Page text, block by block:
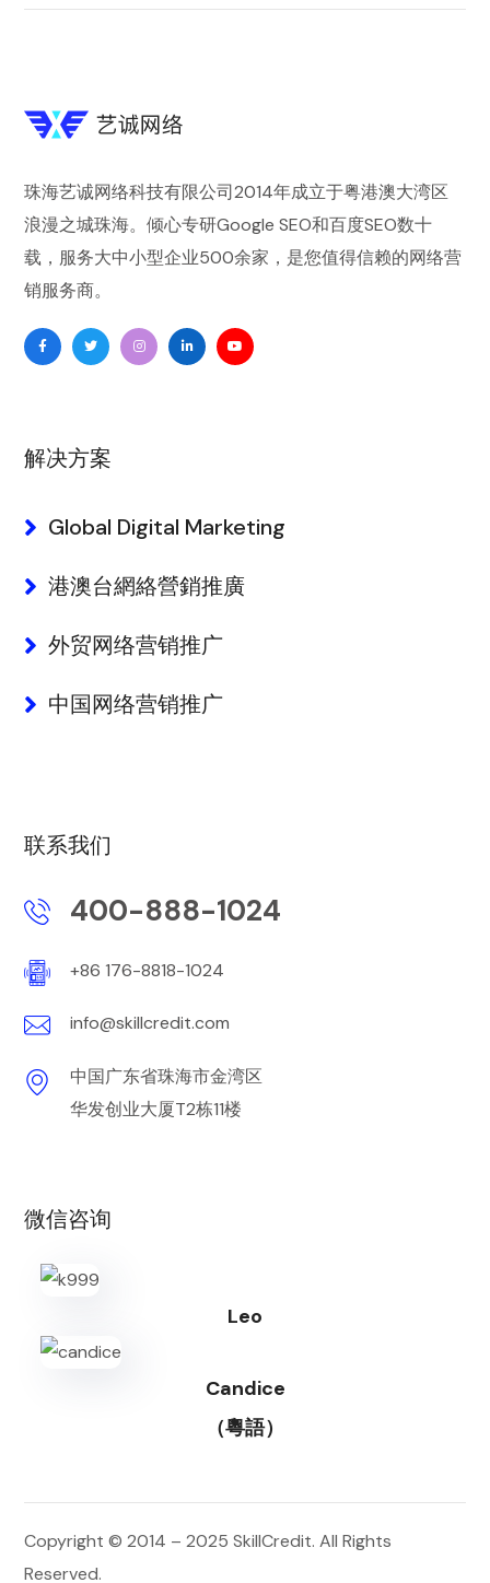
珠海艺诚网络科技有限公司2014年成立于粤港澳大湾区
浪漫之城珠海。倾心专研Google SEO和百度SEO数十
载，服务大中小型企业500余家，是您值得信赖的网络营
销服务商。
解决方案
Global Digital Marketing
港澳台網絡營銷推廣
外贸网络营销推广
中国网络营销推广
联系我们
400-888-1024
+86 176-8818-1024
info@skillcredit.com
中国广东省珠海市金湾区
华发创业大厦T2栋11楼
微信咨询
Leo
Candice
（粵語）
Copyright © 2014 – 2025SkillCredit. All Rights
Reserved.